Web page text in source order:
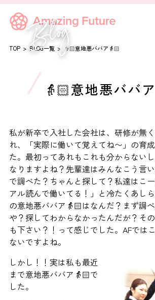
TOP BLOG一覧 👵🏻意地悪ババア👵🏻
👵🏻意地悪ババ
私が新卒で入社した会社は、研修が無
れ、「実際に働いて覚えてね〜」の育
た。最初ってあれもこれも分からない
なりますよね？先輩達はみんなこう言
で調べた？ちゃんと探して？私達はこ
アル読んで働いてる！」と冷たくあし
の意地悪ババア👵🏻はなんだ？まず調
や？探してわからなかったんだが？そ
も下さい？！って感じでした。AFでは
ないですよね。
しかし！！実は私も最近
まで意地悪ババア👵🏻で
した。